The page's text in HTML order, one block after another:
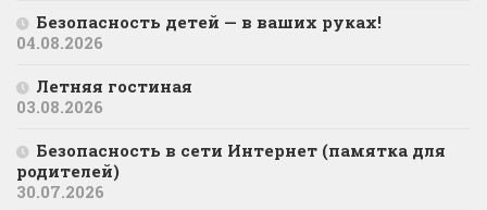
Безопасность детей — в ваших руках!
04.08.2026
Летняя гостиная
03.08.2026
Безопасность в сети Интернет (памятка для
родителей)
30.07.2026